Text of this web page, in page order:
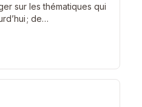
sur les thématiques qui
; de…